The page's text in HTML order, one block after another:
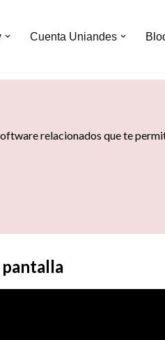
Cuenta Uniandes
relacionados que te